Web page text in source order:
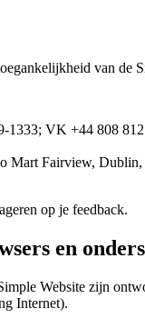
van de
VK +44 808
Mart Fairview, Dublin,
op je feedback.
en
Website zijn
Internet).